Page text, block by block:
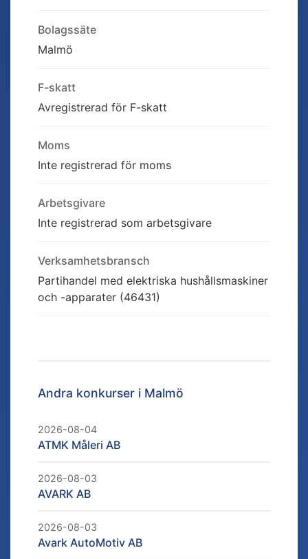
Bolagssäte
Malmö
F-skatt
Avregistrerad för F-skatt
Moms
Inte registrerad för moms
Arbetsgivare
Inte registrerad som arbetsgivare
Verksamhetsbransch
Partihandel med elektriska hushållsmaskiner
och -apparater (46431)
Andra konkurser i Malmö
2026-08-04
ATMK Måleri AB
2026-08-03
AVARK AB
2026-08-03
Avark AutoMotiv AB